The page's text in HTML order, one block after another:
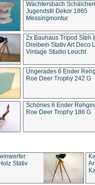
Wächtersbach Schälchen
Jugendstil Dekor 1865
Messingmontur
2x Bauhaus Tripod Steh
Dreibein Stativ Art Deco
Vintage Studio Leucht
Ungerades 6 Ender
Roe Deer Trophy 242 G
Schönes 6 Ender
Roe Deer Trophy 186 G
Stativ